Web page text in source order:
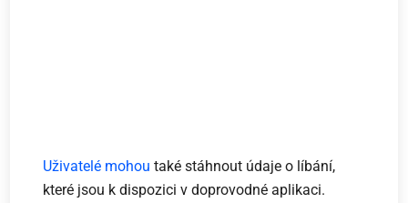
Uživatelé mohou také stáhnout údaje o líbání,
které jsou k dispozici v doprovodné aplikaci.